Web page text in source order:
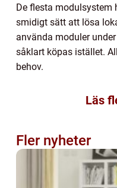
De flesta modulsystem
smidigt sätt att lösa
använda moduler
såklart köpas istället.
behov.
Läs
Fler nyheter